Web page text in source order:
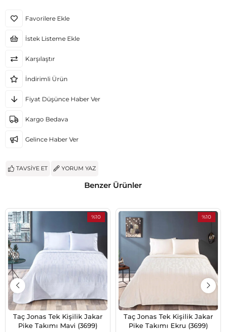
Favorilere Ekle
İstek Listeme Ekle
Karşılaştır
İndirimli Ürün
Fiyat Düşünce Haber Ver
Kargo Bedava
Gelince Haber Ver
TAVSIYE ET YORUM YAZ
Benzer Ürünler
%10
%10İndirim
Taç Jonas Tek Kişilik Jakar
Pike Takımı Mavi (3699)
%10
%10İndirim
Taç Jonas Tek Kişilik Jakar
Pike Takımı Ekru (3699)